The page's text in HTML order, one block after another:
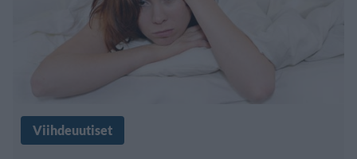
Viihdeuutiset